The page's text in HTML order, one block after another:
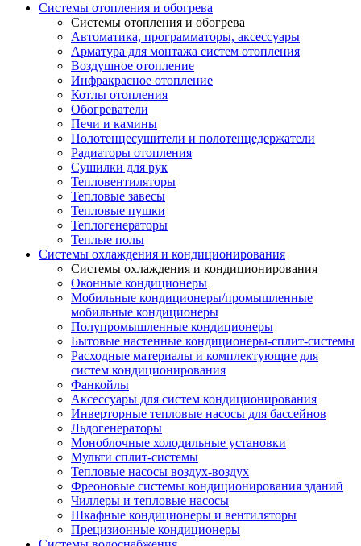
Системы отопления и обогрева
Системы отопления и обогрева
Автоматика, программаторы, аксессуары
Арматура для монтажа систем отопления
Воздушное отопление
Инфракрасное отопление
Котлы отопления
Обогреватели
Печи и камины
Полотенцесушители и полотенцедержатели
Радиаторы отопления
Сушилки для рук
Тепловентиляторы
Тепловые завесы
Тепловые пушки
Теплогенераторы
Теплые полы
Системы охлаждения и кондиционирования
Системы охлаждения и кондиционирования
Оконные кондиционеры
Мобильные кондиционеры/промышленные
мобильные кондиционеры
Полупромышленные кондиционеры
Бытовые настенные кондиционеры-сплит-системы
Расходные материалы и комплектующие для
систем кондиционирования
Фанкойлы
Аксессуары для систем кондиционирования
Инверторные тепловые насосы для бассейнов
Льдогенераторы
Моноблочные холодильные установки
Мульти сплит-системы
Тепловые насосы воздух-воздух
Фреоновые системы кондиционирования зданий
Чиллеры и тепловые насосы
Шкафные кондиционеры и вентиляторы
Прецизионные кондиционеры